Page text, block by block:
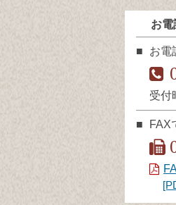
お
お電
受付
FAX